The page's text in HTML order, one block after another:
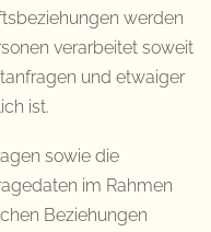
werden
verarbeitet soweit
und etwaiger
ist.
sowie die
im Rahmen
Beziehungen